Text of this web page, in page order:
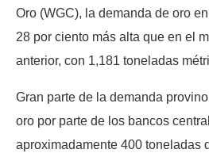
Oro (WGC), la demanda de oro
28 por ciento más alta que en el
anterior, con 1,181 toneladas
Gran parte de la demanda
oro por parte de los bancos
aproximadamente 400 toneladas